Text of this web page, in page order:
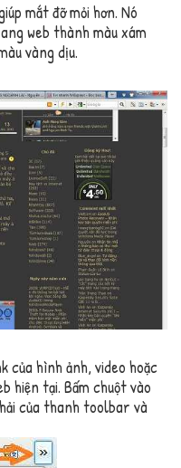
mắt đỡ mỏi hơn. Nó
web thành màu xám
vàng dịu.
của hình ảnh, video hoặc
tại. Bấm chuột vào
của thanh toolbar và